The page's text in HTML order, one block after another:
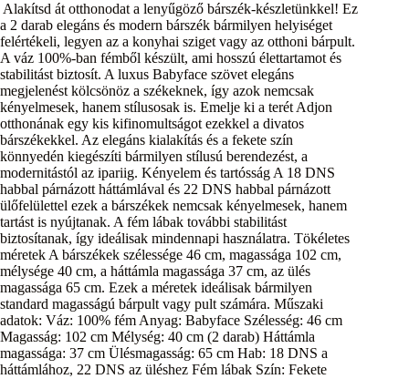
Alakítsd át otthonodat a lenyűgöző bárszék-készletünkkel! Ez
a 2 darab elegáns és modern bárszék bármilyen helyiséget
felértékeli, legyen az a konyhai sziget vagy az otthoni bárpult.
A váz 100%-ban fémből készült, ami hosszú élettartamot és
stabilitást biztosít. A luxus Babyface szövet elegáns
megjelenést kölcsönöz a székeknek, így azok nemcsak
kényelmesek, hanem stílusosak is. Emelje ki a terét Adjon
otthonának egy kis kifinomultságot ezekkel a divatos
bárszékekkel. Az elegáns kialakítás és a fekete szín
könnyedén kiegészíti bármilyen stílusú berendezést, a
modernitástól az ipariig. Kényelem és tartósság A 18 DNS
habbal párnázott háttámlával és 22 DNS habbal párnázott
ülőfelülettel ezek a bárszékek nemcsak kényelmesek, hanem
tartást is nyújtanak. A fém lábak további stabilitást
biztosítanak, így ideálisak mindennapi használatra. Tökéletes
méretek A bárszékek szélessége 46 cm, magassága 102 cm,
mélysége 40 cm, a háttámla magassága 37 cm, az ülés
magassága 65 cm. Ezek a méretek ideálisak bármilyen
standard magasságú bárpult vagy pult számára. Műszaki
adatok: Váz: 100% fém Anyag: Babyface Szélesség: 46 cm
Magasság: 102 cm Mélység: 40 cm (2 darab) Háttámla
magassága: 37 cm Ülésmagasság: 65 cm Hab: 18 DNS a
háttámlához, 22 DNS az üléshez Fém lábak Szín: Fekete